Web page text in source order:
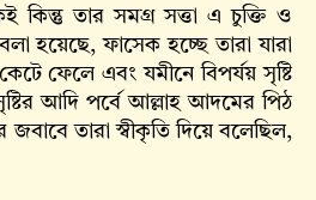
কিন্তু তার সমগ্র সত্তা এ চুক্তি ও
হয়েছে, ফাসেক হচ্ছে তারা যারা
ফেলে এবং যমীনে বিপর্যয় সৃষ্টি
আদি পর্বে আল্লাহ‌ আদমের পিঠ
তারা স্বীকৃতি দিয়ে বলেছিল,